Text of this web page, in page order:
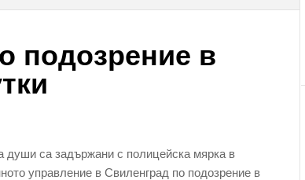
подозрение в
души са задържани с полицейска мярка в
управление в Свиленград по подозрение в